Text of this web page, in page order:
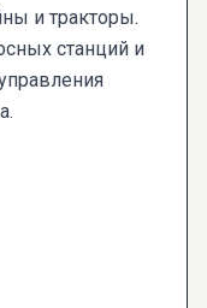
и тракторы.
станций и